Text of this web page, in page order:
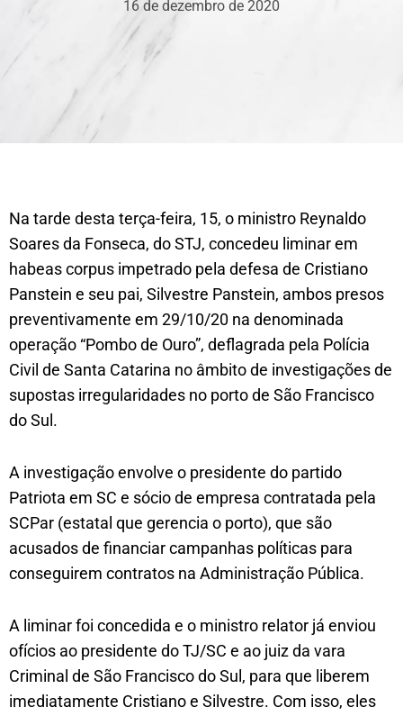
16 de dezembro de 2020
Na tarde desta terça-feira, 15, o ministro Reynaldo
Soares da Fonseca, do STJ, concedeu liminar em
habeas corpus impetrado pela defesa de Cristiano
Panstein e seu pai, Silvestre Panstein, ambos presos
preventivamente em 29/10/20 na denominada
operação “Pombo de Ouro”, deflagrada pela Polícia
Civil de Santa Catarina no âmbito de investigações de
supostas irregularidades no porto de São Francisco
do Sul.
A investigação envolve o presidente do partido
Patriota em SC e sócio de empresa contratada pela
SCPar (estatal que gerencia o porto), que são
acusados de financiar campanhas políticas para
conseguirem contratos na Administração Pública.
A liminar foi concedida e o ministro relator já enviou
ofícios ao presidente do TJ/SC e ao juiz da vara
Criminal de São Francisco do Sul, para que liberem
imediatamente Cristiano e Silvestre. Com isso, eles